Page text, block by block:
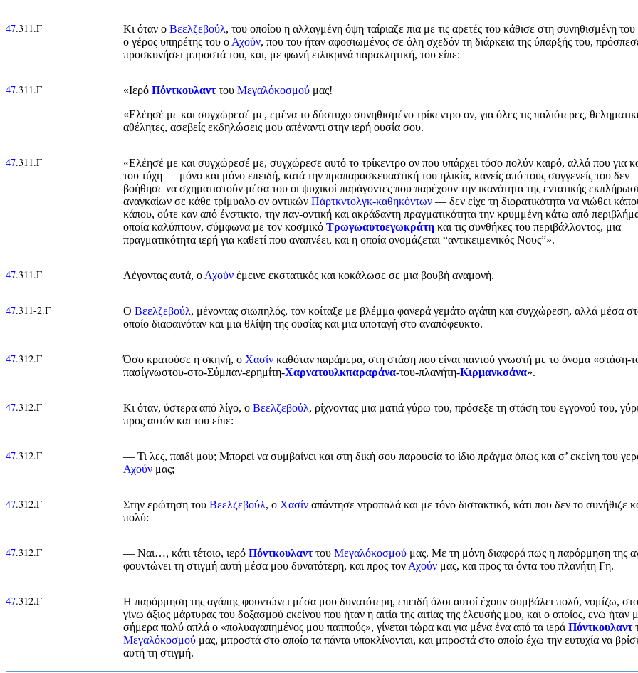
47.311.Γ Κι όταν ο Βεελζεβούλ, του οποίου η αλλαγμένη όψη ταίριαζε πια με τις αρετές του κάθισε στη συνηθισμένη
ο γέρος υπηρέτης του ο Αχούν, που του ήταν αφοσιωμένος σε όλη σχεδόν τη διάρκεια της ύπαρξής του,
προσκυνήσει μπροστά του, και, με φωνή ειλικρινά παρακλητική, του είπε:
47.311.Γ «Ιερό Πόντκουλανττου Μεγαλόκοσμού μας!
«Ελέησέ με και συγχώρεσέ με, εμένα το δύστυχο συνηθισμένο τρίκεντρο ον, για όλες τις παλιότερες,
αθέλητες, ασεβείς εκδηλώσεις μου απέναντι στην ιερή ουσία σου.
47.311.Γ
«Ελέησέ με και συγχώρεσέ με, συγχώρεσε αυτό το τρίκεντρο ον που υπάρχει τόσο πολύν καιρό, αλλά που για
του τύχη — μόνο και μόνο επειδή, κατά την προπαρασκευαστική του ηλικία, κανείς από τους συγγενείς του δεν
βοήθησε να σχηματιστούν μέσα του οι ψυχικοί παράγοντες που παρέχουν την ικανότητα της εντατικής
αναγκαίων σε κάθε τρίμυαλο ον οντικών Πάρτκντολγκ-καθηκόντων — δεν είχε τη διορατικότητα να νιώθει
κάπου, ούτε καν από ένστικτο, την παν-οντική και ακράδαντη πραγματικότητα την κρυμμένη κάτω από
οποία καλύπτουν, σύμφωνα με τον κοσμικό Τρωγωαυτοεγωκράτη και τις συνθήκες του περιβάλλοντος, μια
πραγματικότητα ιερή για καθετί που αναπνέει, και η οποία ονομάζεται “αντικειμενικός Νους”».
47.311.Γ Λέγοντας αυτά, ο Αχούν έμεινε εκστατικός και κοκάλωσε σε μια βουβή αναμονή.
47.311-2.Γ Ο Βεελζεβούλ, μένοντας σιωπηλός, τον κοίταξε με βλέμμα φανερά γεμάτο αγάπη και συγχώρεση, αλλά μέσα
οποίο διαφαινόταν και μια θλίψη της ουσίας και μια υποταγή στο αναπόφευκτο.
47.312.Γ Όσο κρατούσε η σκηνή, ο Χασίν καθόταν παράμερα, στη στάση που είναι παντού γνωστή με το όνομα «στάση-
πασίγνωστου-στο-Σύμπαν-ερημίτη-Χαρνατουλκπαραράνα-του-πλανήτη-Κιρμανκσάνα».
47.312.Γ Κι όταν, ύστερα από λίγο, ο Βεελζεβούλ, ρίχνοντας μια ματιά γύρω του, πρόσεξε τη στάση του εγγονού του,
προς αυτόν και του είπε:
47.312.Γ
— Τι λες, παιδί μου; Μπορεί να συμβαίνει και στη δική σου παρουσία το ίδιο πράγμα όπως και σ’ εκείνη του
Αχούν μας;
47.312.Γ Στην ερώτηση του Βεελζεβούλ, ο Χασίν απάντησε ντροπαλά και με τόνο διστακτικό, κάτι που δεν το συνήθιζε
πολύ:
47.312.Γ — Ναι…, κάτι τέτοιο, ιερό Πόντκουλανττου Μεγαλόκοσμού μας. Με τη μόνη διαφορά πως η παρόρμηση της
φουντώνει τη στιγμή αυτή μέσα μου δυνατότερη, και προς τον Αχούν μας, και προς τα όντα του πλανήτη Γη.
47.312.Γ
Η παρόρμηση της αγάπης φουντώνει μέσα μου δυνατότερη, επειδή όλοι αυτοί έχουν συμβάλει πολύ, νομίζω,
γίνω άξιος μάρτυρας του δοξασμού εκείνου που ήταν η αιτία της αιτίας της έλευσής μου, και ο οποίος, ενώ ήταν
σήμερα πολύ απλά ο «πολυαγαπημένος μου παππούς», γίνεται τώρα και για μένα ένα από τα ιερά Πόντκουλαντ
Μεγαλόκοσμού μας, μπροστά στο οποίο τα πάντα υποκλίνονται, και μπροστά στο οποίο έχω την ευτυχία να
αυτή τη στιγμή.